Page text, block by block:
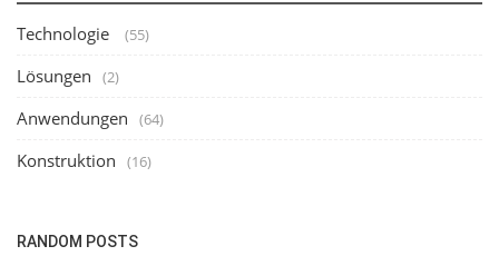
Technologie (55)
Lösungen (2)
Anwendungen (64)
Konstruktion (16)
RANDOM POSTS